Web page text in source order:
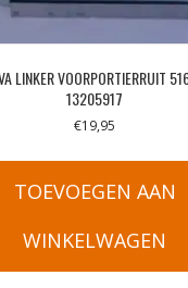
LINKER VOORPORTIERRUIT
13205917
€19,95
TOEVOEGEN AAN
WINKELWAGEN